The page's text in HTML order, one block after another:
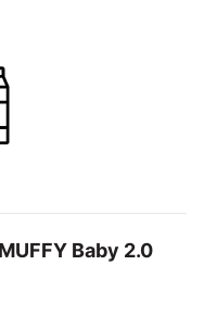
Baby 2.0